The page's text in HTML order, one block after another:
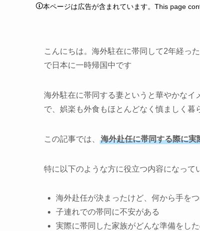
本ページは広告が含まれています。This page
こんにちは。海外駐在に帯同して2年経っ
で日本に一時帰国中です
海外駐在に帯同する妻というと華やかな
で、娯楽も外食もほとんどなく慎ましく暮
この記事では、 海外赴任に帯同する際に実
特に以下のような方に役立つ内容になって
海外赴任が決まったけど、何から手を
子連れでの帯同に不安がある
実際に帯同した家族がどんな準備をし